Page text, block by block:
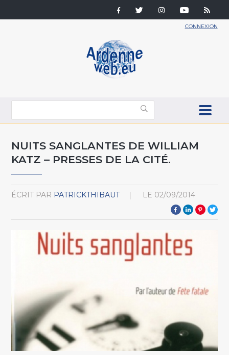
CONNEXION
NUITS SANGLANTES DE WILLIAM
KATZ – PRESSES DE LA CITÉ.
ÉCRIT PAR PATRICKTHIBAUT LE 02/09/2014